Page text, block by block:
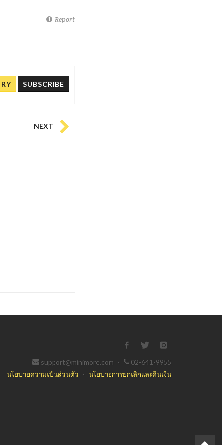
Report
SUBSCRIBE
NEXT
support@minimore.com ·
02-641-9955
นโยบายความเป็นส่วนตัว · นโยบายการยกเลิกและคืนเงิน